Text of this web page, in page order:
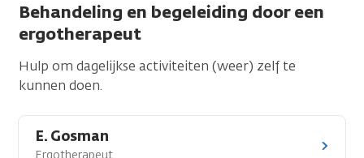
Behandeling en begeleiding door een
ergotherapeut
Hulp om dagelijkse activiteiten (weer) zelf te
kunnen doen.
E. Gosman